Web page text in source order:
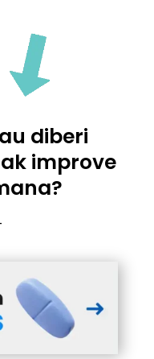
diberi
improve